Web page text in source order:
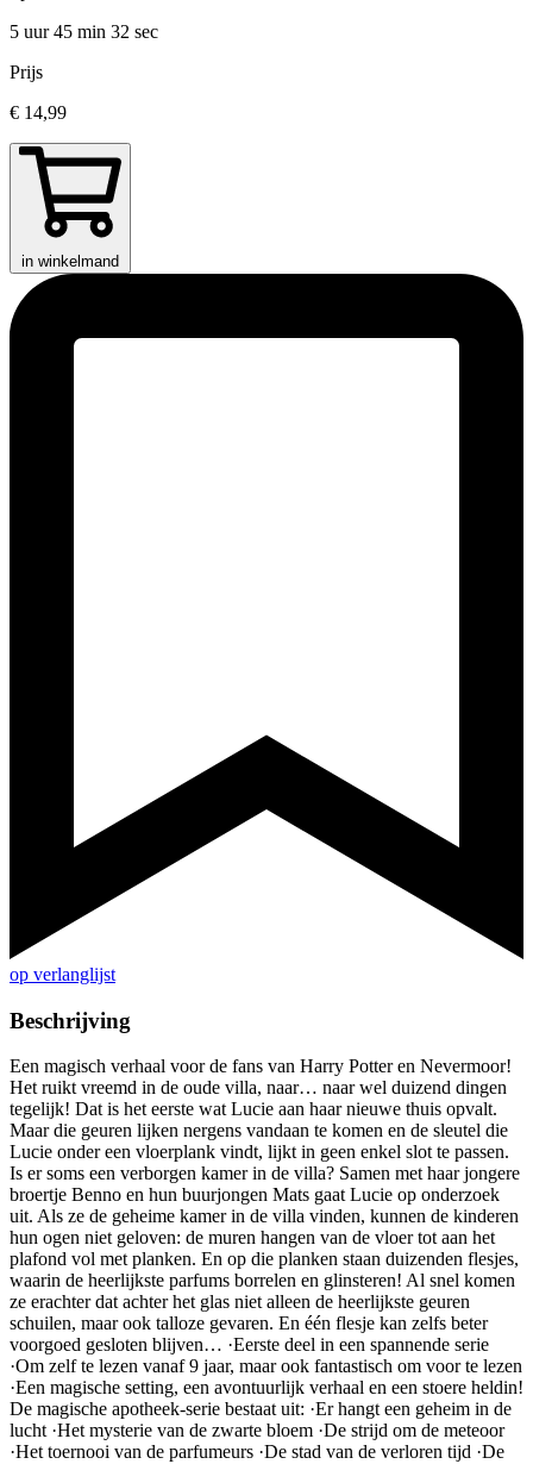
5 uur 45 min 32 sec
Prijs
€ 14,99
in winkelmand
op verlanglijst
Beschrijving
Een magisch verhaal voor de fans van Harry Potter en Nevermoor!
Het ruikt vreemd in de oude villa, naar… naar wel duizend dingen
tegelijk! Dat is het eerste wat Lucie aan haar nieuwe thuis opvalt.
Maar die geuren lijken nergens vandaan te komen en de sleutel die
Lucie onder een vloerplank vindt, lijkt in geen enkel slot te passen.
Is er soms een verborgen kamer in de villa? Samen met haar jongere
broertje Benno en hun buurjongen Mats gaat Lucie op onderzoek
uit. Als ze de geheime kamer in de villa vinden, kunnen de kinderen
hun ogen niet geloven: de muren hangen van de vloer tot aan het
plafond vol met planken. En op die planken staan duizenden flesjes,
waarin de heerlijkste parfums borrelen en glinsteren! Al snel komen
ze erachter dat achter het glas niet alleen de heerlijkste geuren
schuilen, maar ook talloze gevaren. En één flesje kan zelfs beter
voorgoed gesloten blijven… ·Eerste deel in een spannende serie
·Om zelf te lezen vanaf 9 jaar, maar ook fantastisch om voor te lezen
·Een magische setting, een avontuurlijk verhaal en een stoere heldin!
De magische apotheek-serie bestaat uit: ·Er hangt een geheim in de
lucht ·Het mysterie van de zwarte bloem ·De strijd om de meteoor
·Het toernooi van de parfumeurs ·De stad van de verloren tijd ·De